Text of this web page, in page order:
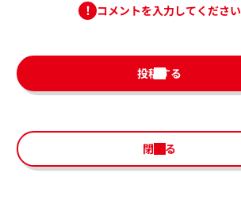
コメントを入力してください
投稿する
閉じる